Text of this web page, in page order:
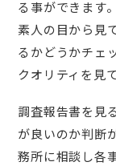
る事ができます。
素人の目から見
るかどうかチェ
クオリティを見
調査報告書を見
が良いのか判断
務所に相談し各